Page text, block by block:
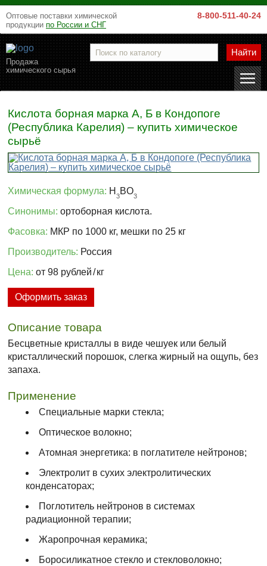
Оптовые поставки химической
продукции по России и СНГ
8-800-511-40-24
Продажа
химического сырья
Найти
Кислота борная марка А, Б в Кондопоге
(Республика Карелия) – купить химическое
сырьё
Химическая формула: H 3BO3
Синонимы: ортоборная кислота.
Фасовка: МКР по 1000 кг, мешки по 25 кг
Производитель: Россия
Цена: от 98 рублей /кг
Оформить заказ
Описание товара
Бесцветные кристаллы в виде чешуек или белый
кристаллический порошок, слегка жирный на ощупь, без
запаха.
Применение
Специальные марки стекла;
Оптическое волокно;
Атомная энергетика: в поглатителе нейтронов;
Электролит в сухих электролитических
конденсаторах;
Поглотитель нейтронов в системах
радиационной терапии;
Жаропрочная керамика;
Боросиликатное стекло и стекловолокно;